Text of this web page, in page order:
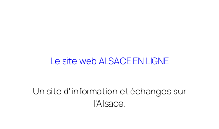
Le site web ALSACE EN LIGNE
Un site d'information et échanges sur
l'Alsace.